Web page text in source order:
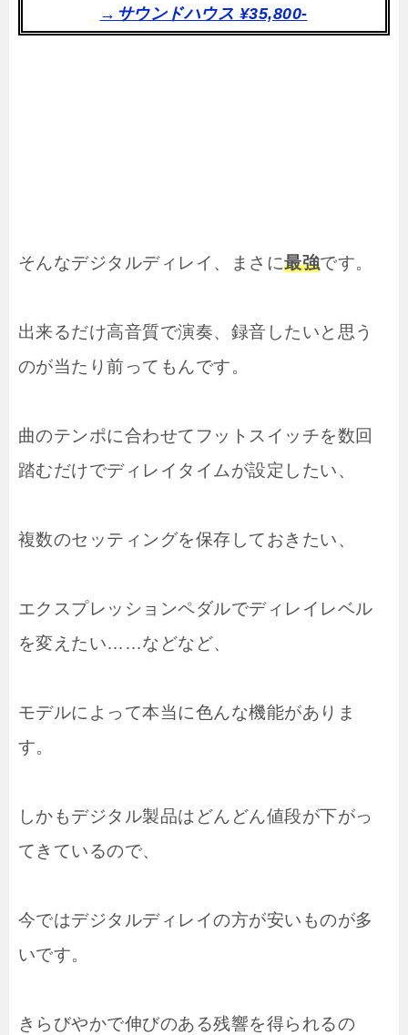
→サウンドハウス ¥35,800-
そんなデジタルディレイ、まさに最強です。
出来るだけ高音質で演奏、録音したいと思う
のが当たり前ってもんです。
曲のテンポに合わせてフットスイッチを数回
踏むだけでディレイタイムが設定したい、
複数のセッティングを保存しておきたい、
エクスプレッションペダルでディレイレベル
を変えたい……などなど、
モデルによって本当に色んな機能がありま
す。
しかもデジタル製品はどんどん値段が下がっ
てきているので、
今ではデジタルディレイの方が安いものが多
いです。
きらびやかで伸びのある残響を得られるの